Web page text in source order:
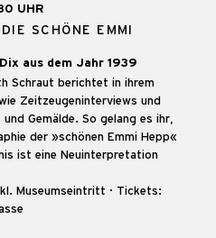
UHR
SCHÖNE EMMI
aus dem Jahr 1939
Schraut berichtet in ihrem
Zeitzeugeninterviews und
Gemälde. So gelang es ihr,
der »schönen Emmi Hepp«
ist eine Neuinterpretation
Museumseintritt · Tickets: